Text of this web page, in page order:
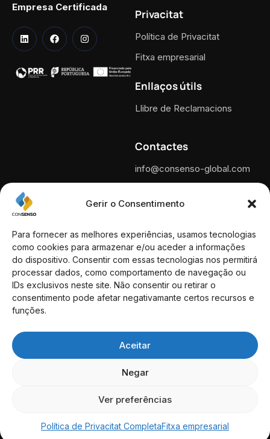
Gerir o Consentimento
Para fornecer as melhores experiências, usamos tecnologias
como cookies para armazenar e/ou aceder a informações
do dispositivo. Consentir com essas tecnologias nos permitirá
processar dados, como comportamento de navegação ou
IDs exclusivos neste site. Não consentir ou retirar o
consentimento pode afetar negativamante certos recursos e
funções.
Aceitar
Negar
Ver preferências
Política de Privacitat CompletaFitxa empresarial
Empresa Certificada
Privacitat
Política de Privacitat
Fitxa empresarial
Enllaços útils
Llibre de Reclamacions
Contactes
info@consenso-global.com
+351 210 600 340
Espanya
+34 930 460 118
Adreces
Rua das Portas de Santo
– Portugal
Passeig de Gràcia 53 Ático
08007 Barcelona –
Consenso-Global © 2026. Tots els drets reservats